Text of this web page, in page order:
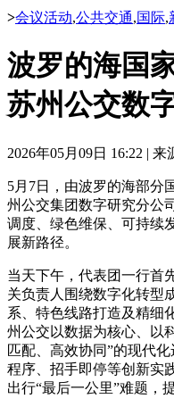
>会议活动,公共交通,国际,
波罗的海国
苏州公交数
2026年05月09日 16:22 | 来
5月7日，由波罗的海部分
州公交集团数字研究分公
调度、绿色维保、可持续
展新路径。
当天下午，代表团一行首
关负责人围绕数字化转型
系、特色线路打造及精细
州公交以数据为核心、以
匹配、高效协同”的现代
程序、招手即停等创新实
出行“最后一公里”难题，